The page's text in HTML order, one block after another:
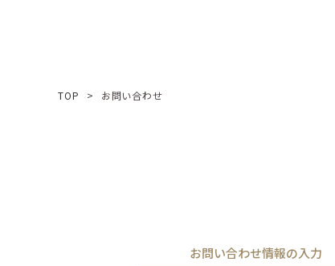
TOP お問い合わせ
お問い合わせ情報の入力